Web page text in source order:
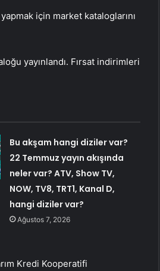
için market kataloglarını
yayınlandı. Fırsat indirimleri
Bu akşam hangi diziler var?
22 Temmuz yayın akışında
neler var? ATV, Show TV,
NOW, TV8, TRT1, Kanal D,
hangi diziler var?
Ağustos 7, 2026
Kredi Kooperatifi